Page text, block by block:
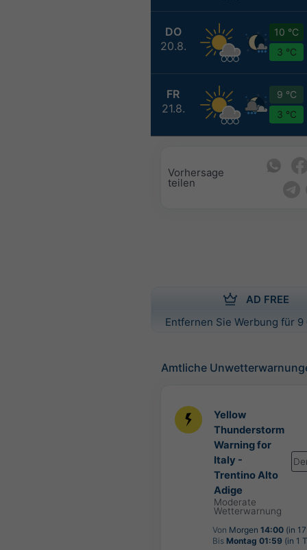
DO
20.8.
10 °C
3 °C
FR
21.8.
9 °C
3 °C
Vorhersage
teilen
AD FREE
Entfernen Sie Werbung für
Amtliche
Yellow
Thunderstorm
Warning for
Italy -
Trentino Alto
Adige
Moderate
Wetterwarnung
Von Morgen 14:00 (in
Bis Montag 01:59 (in 1